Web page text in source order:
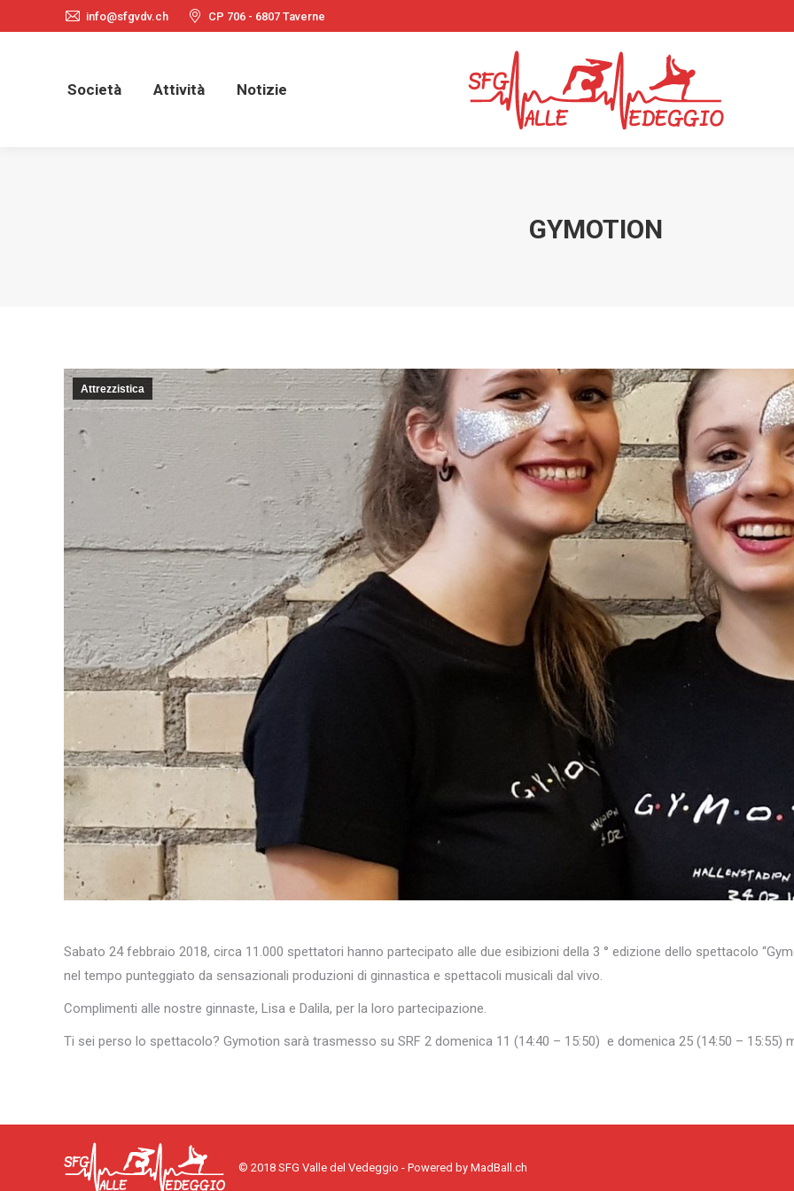
info@sfgvdv.ch CP 706 - 6807 Taverne
Società Attività Notizie
GYMOTION
Attrezzistica
Sabato 24 febbraio 2018, circa 11.000 spettatori hanno partecipato alle due esibizioni della 3 ° edizione dello spettacolo
nel tempo punteggiato da sensazionali produzioni di ginnastica e spettacoli musicali dal vivo.
Complimenti alle nostre ginnaste, Lisa e Dalila, per la loro partecipazione.
Ti sei perso lo spettacolo? Gymotion sarà trasmesso su SRF 2 domenica 11 (14:40 – 15:50) e domenica 25 (14:50 – 15:55)
© 2018 SFG Valle del Vedeggio - Powered by MadBall.ch